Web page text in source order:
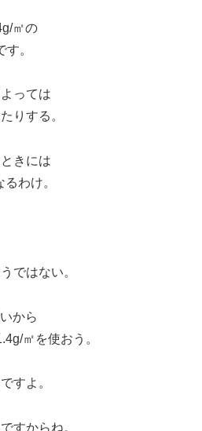
㎡の
。
っては
りする。
きには
わけ。
ではない。
から
㎡を使おう。
すよ。
すからね。